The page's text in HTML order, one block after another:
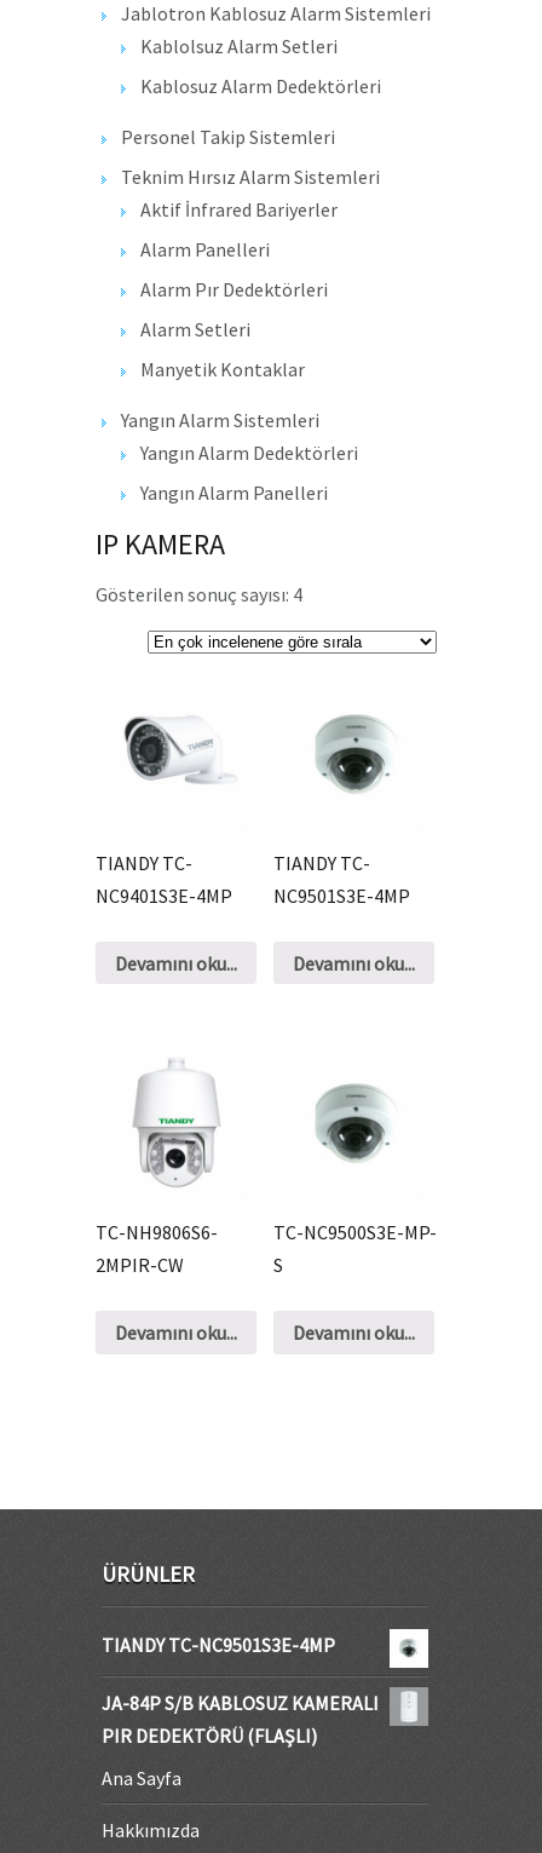
Jablotron Kablosuz Alarm Sistemleri
Kablolsuz Alarm Setleri
Kablosuz Alarm Dedektörleri
Personel Takip Sistemleri
Teknim Hırsız Alarm Sistemleri
Aktif İnfrared Bariyerler
Alarm Panelleri
Alarm Pır Dedektörleri
Alarm Setleri
Manyetik Kontaklar
Yangın Alarm Sistemleri
Yangın Alarm Dedektörleri
Yangın Alarm Panelleri
IP KAMERA
Gösterilen sonuç sayısı: 4
TIANDY TC-
NC9401S3E-4MP
Devamını oku...
TIANDY TC-
NC9501S3E-4MP
Devamını oku...
TC-NH9806S6-
2MPIR-CW
Devamını oku...
TC-NC9500S3E-MP-
S
Devamını oku...
ÜRÜNLER
TIANDY TC-NC9501S3E-4MP
JA-84P S/B KABLOSUZ KAMERALI
PIR DEDEKTÖRÜ (FLAŞLI)
Ana Sayfa
Hakkımızda